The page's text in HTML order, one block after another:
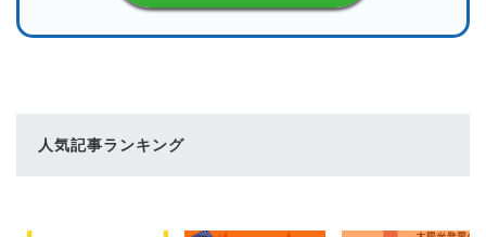
人気記事ランキング